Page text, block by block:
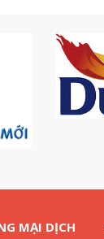
MẠI DỊCH